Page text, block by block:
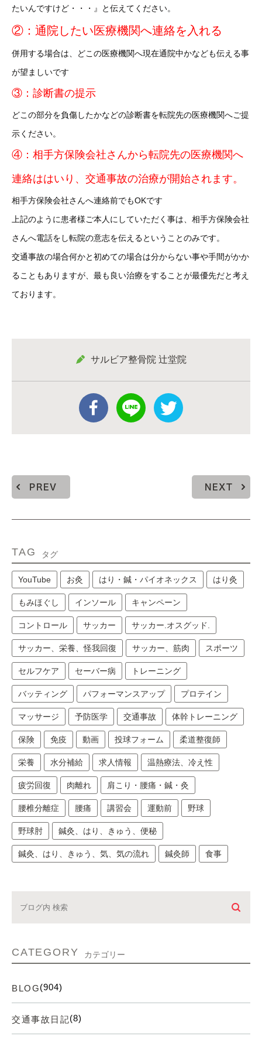
たいんですけど・・・』と伝えてください。
②：通院したい医療機関へ連絡を入れる
併用する場合は、どこの医療機関へ現在通院中かなども伝える事
が望ましいです
③：診断書の提示
どこの部分を負傷したかなどの診断書を転院先の医療機関へご提
示ください。
④：相手方保険会社さんから転院先の医療機関へ
連絡ははいり、交通事故の治療が開始されます。
相手方保険会社さんへ連絡前でもOKです
上記のように患者様ご本人にしていただく事は、相手方保険会社
さんへ電話をし転院の意志を伝えるということのみです。
交通事故の場合何かと初めての場合は分からない事や手間がかか
ることもありますが、最も良い治療をすることが最優先だと考え
ております。
サルビア整骨院 辻堂院
PREV NEXT
TAG タグ
YouTube お灸 はり・鍼・パイオネックス はり灸
もみほぐし インソール キャンペーン
コントロール サッカー サッカー.オスグッド.
サッカー、栄養、怪我回復 サッカー、筋肉 スポーツ
セルフケア セーバー病 トレーニング
バッティング パフォーマンスアップ プロテイン
マッサージ 予防医学 交通事故 体幹トレーニング
保険 免疫 動画 投球フォーム 柔道整復師
栄養 水分補給 求人情報 温熱療法、冷え性
疲労回復 肉離れ 肩こり・腰痛・鍼・灸
腰椎分離症 腰痛 講習会 運動前 野球
野球肘 鍼灸、はり、きゅう、便秘
鍼灸、はり、きゅう、気、気の流れ 鍼灸師 食事
CATEGORY カテゴリー
BLOG(904)
交通事故日記(8)